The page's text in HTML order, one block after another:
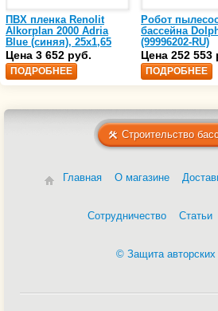
ПВХ пленка Renolit
Alkorplan 2000 Adria
Blue (синяя), 25х1,65
(35216203)
Цена 3 652 руб.
ПОДРОБНЕЕ
Робот
бассейна
(99996202-RU)
Цена 252 553
ПОДРОБНЕЕ
Строительство
Главная О магазине
Сотрудничество Статьи
© Защита авторских